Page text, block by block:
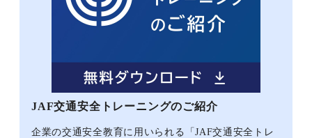
JAF交通安全トレーニングのご紹介
企業の交通安全教育に用いられる「JAF交通安全トレ